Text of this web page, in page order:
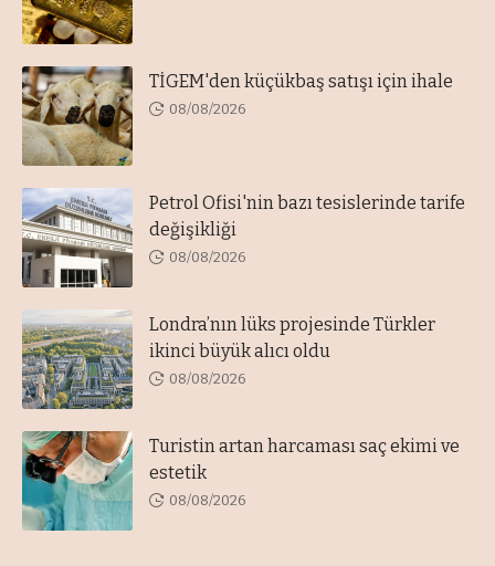
TİGEM'den küçükbaş satışı için ihale
08/08/2026
Petrol Ofisi'nin bazı tesislerinde tarife
değişikliği
08/08/2026
Londra’nın lüks projesinde Türkler
ikinci büyük alıcı oldu
08/08/2026
Turistin artan harcaması saç ekimi ve
estetik
08/08/2026